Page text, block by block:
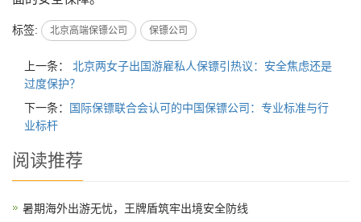
标签: 北京高端保镖公司 保镖公司
上一条： 北京两女子出国游雇私人保镖引热议：安全焦虑还是
过度保护？
下一条：
国际保镖联合会认可的中国保镖公司：专业标准与行
业标杆
阅读推荐
暑期海外出游无忧，王牌盾筑牢出境安全防线